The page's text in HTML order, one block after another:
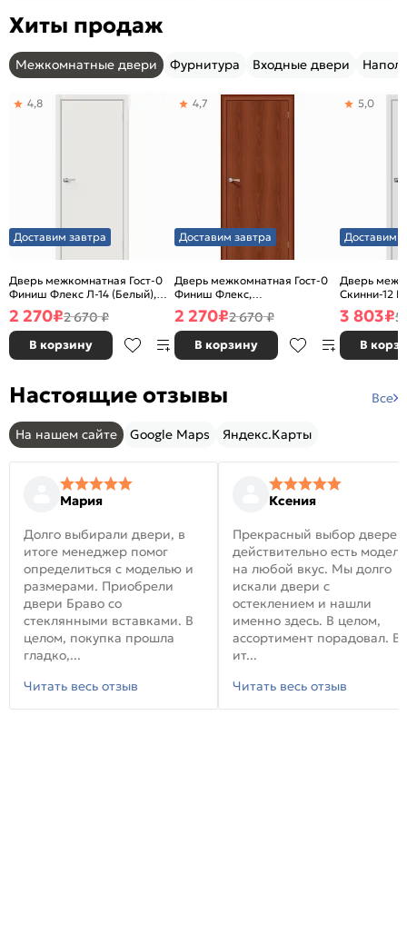
Хиты продаж
Межкомнатные двери Фурнитура Входные двери
Доставим завтра
Дверь межкомнатная Гост-0
Финиш Флекс Л-14 (Белый),
глухая, каркасно-щитовая
4,8
2 270₽2 670 ₽
В корзину
Доставим завтра
Дверь межкомнатная Гост-0
Финиш Флекс,
Ламинированные Л-11
(ИталОрех), глухая, каркасно-
щитовая
4,7
2 270₽2 670 ₽
В корзину
Доставим
Дверь
Скинни-12
глухая,
5,0
3 803₽5
В
Настоящие отзывы Все
На нашем сайте Google Maps Яндекс.Карты
Мария
Долго выбирали двери, в
итоге менеджер помог
определиться с моделью и
размерами. Приобрели
двери Браво со
стеклянными вставками. В
целом, покупка прошла
гладко,...
Читать весь отзыв
Ксения
Прекрасный выбор
действительно есть модели
на любой вкус. Мы долго
искали двери с
остеклением и нашли
именно здесь. В целом,
ассортимент порадовал. В
ит...
Читать весь отзыв